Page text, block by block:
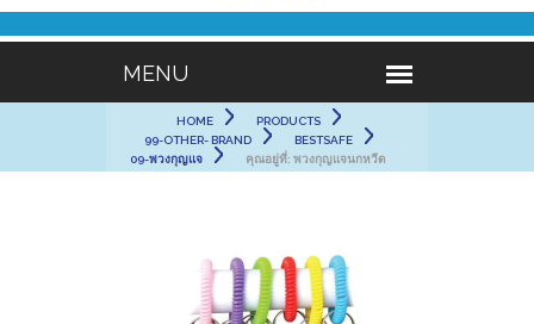
HOME
PRODUCTS
99-OTHER- BRAND
BESTSAFE
09-พวงกุญแจ
คุณอยู่ที่: พวงกุญแจนกหวีด